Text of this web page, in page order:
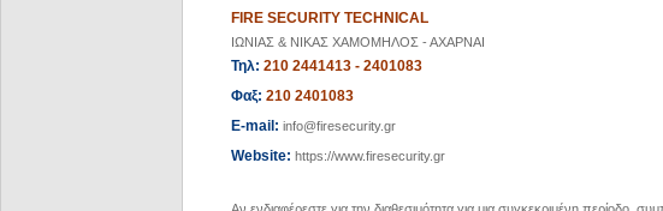
FIRE SECURITY TECHNICAL
IΩΝΙΑΣ & ΝΙΚΑΣ ΧΑΜΟΜΗΛΟΣ - ΑΧΑΡΝΑΙ
Τηλ: 210 2441413 - 2401083
Φαξ: 210 2401083
E-mail: info@firesecurity.gr
Website: https://www.firesecurity.gr